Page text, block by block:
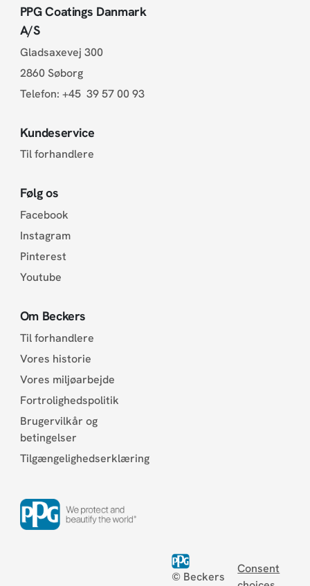
PPG Coatings Danmark
A/S
Gladsaxevej 300
2860 Søborg
Telefon: +45 39 57 00 93
Kundeservice
Til forhandlere
Følg os
Facebook
Instagram
Pinterest
Youtube
Om Beckers
Til forhandlere
Vores historie
Vores miljøarbejde
Fortrolighedspolitik
Brugervilkår og
betingelser
Tilgængelighedserklæring
© Beckers
Consent